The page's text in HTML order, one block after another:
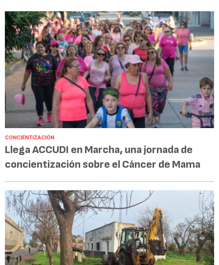
CONCIENTIZACIÓN
Llega ACCUDI en Marcha, una jornada de
concientización sobre el Cáncer de Mama